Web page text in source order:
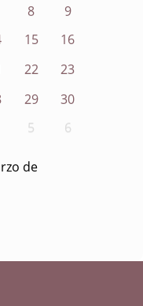
8
9
15
16
22
23
29
30
5 6
de